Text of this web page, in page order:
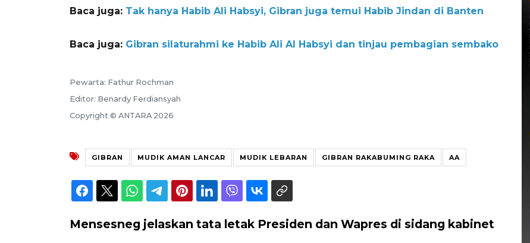
Baca juga: Tak hanya Habib Ali Habsyi, Gibran juga temui Habib Jindan di Banten
Baca juga: Gibran silaturahmi ke Habib Ali Al Habsyi dan tinjau pembagian sembako
Pewarta: Fathur Rochman
Editor: Benardy Ferdiansyah
Copyright © ANTARA 2026
GIBRAN MUDIK AMAN LANCAR MUDIK LEBARAN GIBRAN RAKABUMING RAKA AA
Mensesneg jelaskan tata letak Presiden dan Wapres di sidang kabinet